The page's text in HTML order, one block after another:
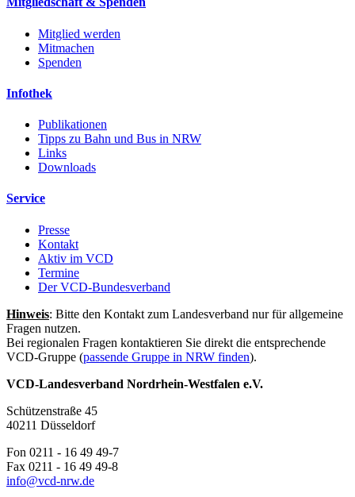
Mitglied werden
Mitmachen
Spenden
Infothek
Publikationen
Tipps zu Bahn und Bus in NRW
Links
Downloads
Service
Presse
Kontakt
Aktiv im VCD
Termine
Der VCD-Bundesverband
Hinweis: Bitte den Kontakt zum Landesverband nur für allgemeine
Fragen nutzen.
Bei regionalen Fragen kontaktieren Sie direkt die entsprechende
VCD-Gruppe (passende Gruppe in NRW finden).
VCD-Landesverband Nordrhein-Westfalen e.V.
Schützenstraße 45
40211 Düsseldorf
Fon 0211 - 16 49 49-7
Fax 0211 - 16 49 49-8
info@vcd-nrw.de